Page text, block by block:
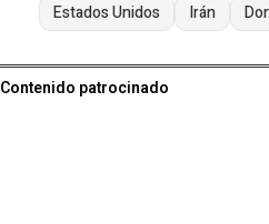
Estados Unidos Irán
Contenido patrocinado